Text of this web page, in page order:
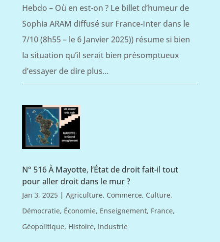
Hebdo – Où en est-on ? Le billet d’humeur de
Sophia ARAM diffusé sur France-Inter dans le
7/10 (8h55 – le 6 Janvier 2025)) résume si bien
la situation qu’il serait bien présomptueux
d’essayer de dire plus...
N° 516 À Mayotte, l’État de droit fait-il tout
pour aller droit dans le mur ?
Jan 3, 2025| Agriculture, Commerce, Culture,
Démocratie, Économie, Enseignement, France,
Géopolitique, Histoire, Industrie